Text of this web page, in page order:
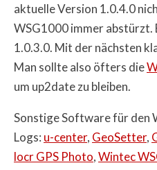
aktuelle Version 1.0.4.0
WSG1000 immer abstürzt.
1.0.3.0. Mit der nächsten
Man sollte also öfters die
um up2date zu bleiben.
Sonstige Software für den
Logs: u-center, GeoSetter,
locr GPS Photo,Wintec